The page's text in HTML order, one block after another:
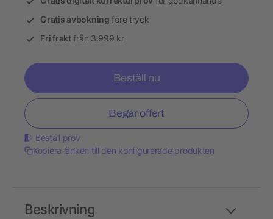
Gratis avbokning före tryck
Fri fraktfrån 3.999 kr
Beställ nu
Begär offert
Beställ prov
Kopiera länken till den konfigurerade produkten
Beskrivning